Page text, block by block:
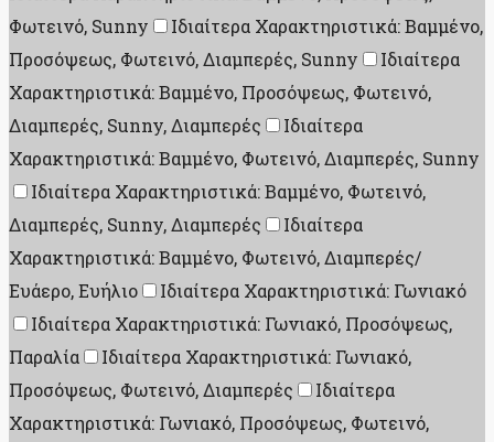
Φωτεινό, Sunny
Ιδιαίτερα Χαρακτηριστικά: Βαμμένο,
Προσόψεως, Φωτεινό, Διαμπερές, Sunny
Ιδιαίτερα
Χαρακτηριστικά: Βαμμένο, Προσόψεως, Φωτεινό,
Διαμπερές, Sunny, Διαμπερές
Ιδιαίτερα
Χαρακτηριστικά: Βαμμένο, Φωτεινό, Διαμπερές, Sunny
Ιδιαίτερα Χαρακτηριστικά: Βαμμένο, Φωτεινό,
Διαμπερές, Sunny, Διαμπερές
Ιδιαίτερα
Χαρακτηριστικά: Βαμμένο, Φωτεινό, Διαμπερές/
Ευάερο, Ευήλιο
Ιδιαίτερα Χαρακτηριστικά: Γωνιακό
Ιδιαίτερα Χαρακτηριστικά: Γωνιακό, Προσόψεως,
Παραλία
Ιδιαίτερα Χαρακτηριστικά: Γωνιακό,
Προσόψεως, Φωτεινό, Διαμπερές
Ιδιαίτερα
Χαρακτηριστικά: Γωνιακό, Προσόψεως, Φωτεινό,